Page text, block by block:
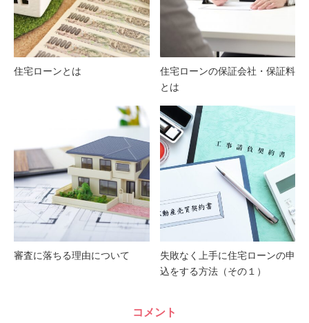
住宅ローンとは
住宅ローンの保証会社・保証料
とは
審査に落ちる理由について
失敗なく上手に住宅ローンの申
込をする方法（その１）
コメント